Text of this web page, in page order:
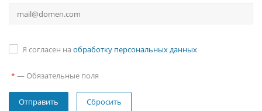
Я согласен на обработку персональных данных
* — Обязательные поля
Сбросить